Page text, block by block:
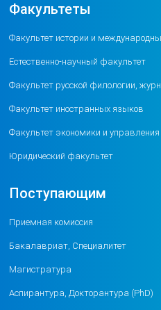
Факультеты
Факультет истории и
Естественно-научный факультет
Факультет русской филологии,
Факультет иностранных языков
Факультет экономики и управления
Юридический факультет
Поступающим
Приемная комиссия
Бакалавриат, Специалитет
Магистратура
Аспирантура, Докторантура (PhD)